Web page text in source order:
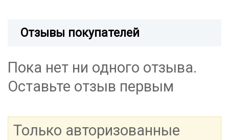
Отзывы покупателей
Пока нет ни одного отзыва.
Оставьте отзыв первым
Только авторизованные